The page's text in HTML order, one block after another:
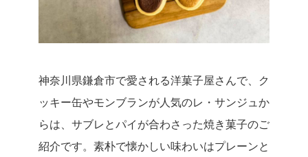
神奈川県鎌倉市で愛される洋菓子屋さんで、ク
ッキー缶やモンブランが人気のレ・サンジュか
らは、サブレとパイが合わさった焼き菓子のご
紹介です。素朴で懐かしい味わいはプレーンと